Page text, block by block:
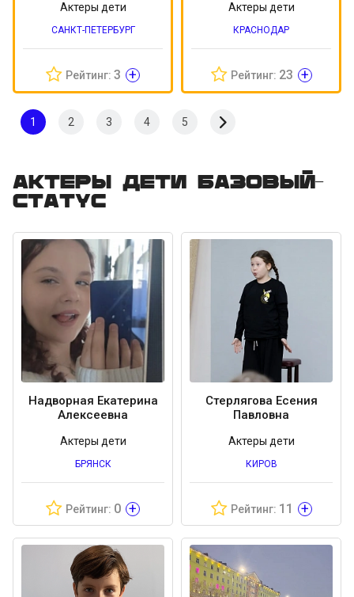
Актеры дети
САНКТ-ПЕТЕРБУРГ
Рейтинг: 3 +
Актеры дети
КРАСНОДАР
Рейтинг: 23 +
1 2 3 4 5
Актеры дети Базовый-
статус
Надворная Екатерина
Алексеевна
Актеры дети
БРЯНСК
Рейтинг: 0 +
Стерлягова Есения
Павловна
Актеры дети
КИРОВ
Рейтинг: 11 +